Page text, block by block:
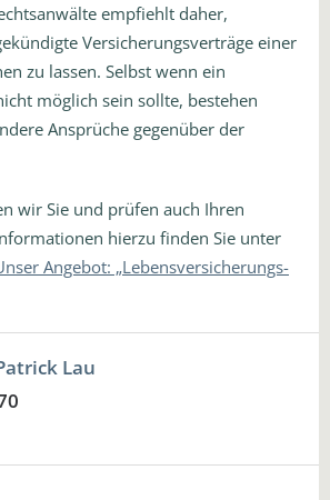
empfiehlt daher,
Versicherungsverträge einer
zu lassen. Selbst wenn ein
möglich sein sollte, bestehen
Ansprüche gegenüber der
wir Sie und prüfen auch Ihren
hierzu finden Sie unter
Angebot: „Lebensversicherungs-
Lau